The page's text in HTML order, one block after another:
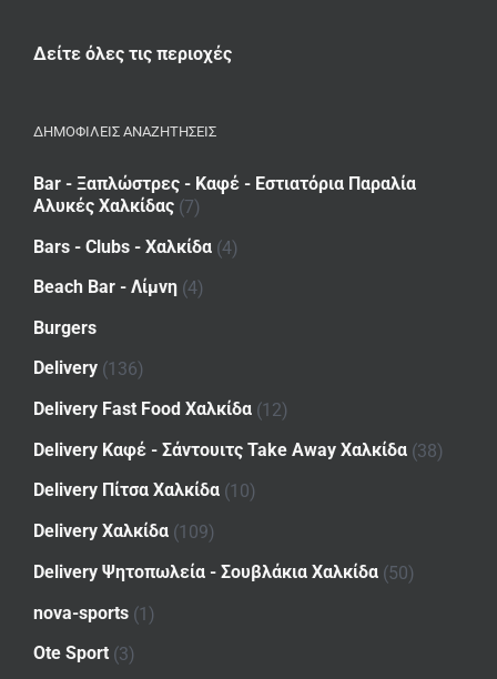
Δείτε όλες τις περιοχές
ΔΗΜΟΦΙΛΕΙΣ ΑΝΑΖΗΤΗΣΕΙΣ
Bar - Ξαπλώστρες - Καφέ - Εστιατόρια Παραλία
Αλυκές Χαλκίδας (7)
Bars - Clubs - Χαλκίδα (4)
Beach Bar - Λίμνη (4)
Burgers
Delivery (136)
Delivery Fast Food Χαλκίδα (12)
Delivery Καφέ - Σάντουιτς Take Away Χαλκίδα (38)
Delivery Πίτσα Χαλκίδα (10)
Delivery Χαλκίδα (109)
Delivery Ψητοπωλεία - Σουβλάκια Χαλκίδα (50)
nova-sports (1)
Ote Sport (3)